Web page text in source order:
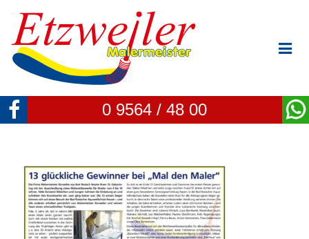
0 9564 / 48 00